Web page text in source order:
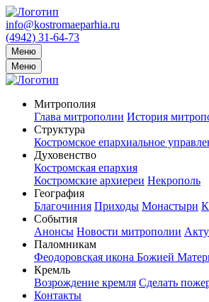
info@kostromaeparhia.ru
(4942) 31-64-73
Меню
Меню
Митрополия
Глава митрополии История
Структура
Костромское епархиальное
Духовенство
Костромская епархия
Костромские архиереи Некрополь
География
Благочиния Приходы Монастыри
События
Анонсы Новости митрополии
Паломникам
Феодоровская икона Божией
Кремль
Возрождение кремля Сделать
Контакты